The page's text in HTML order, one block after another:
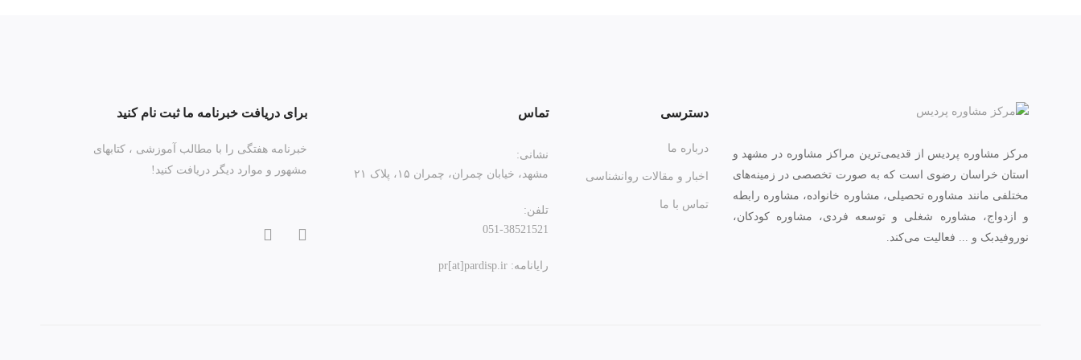
مرکز مشاوره پردیس از قدیمی‌ترین مراکز مشاوره در مشهد و
استان خراسان رضوی است که به صورت تخصصی در زمینه‌های
مختلفی مانند مشاوره تحصیلی، مشاوره خانواده، مشاوره رابطه
و ازدواج، مشاوره شغلی و توسعه فردی، مشاوره کودکان،
نوروفیدبک و ... فعالیت می‌کند.
دسترسی
درباره ما
اخبار و مقالات روانشناسی
تماس با ما
تماس
نشانی:
مشهد، خیابان چمران، چمران ۱۵، پلاک ۲۱
تلفن:
051-38521521
رایانامه: pr[at]pardisp.ir
برای دریافت خبرنامه ما ثبت نام کنید
خبرنامه هفتگی را با مطالب آموزشی ، کتابهای
مشهور و موارد دیگر دریافت کنید!